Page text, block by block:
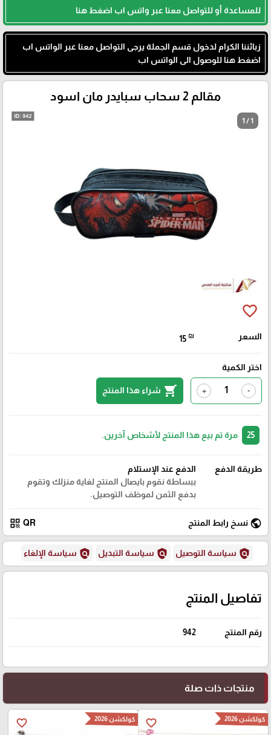
للمساعدة أو للتواصل معنا عبر واتس اب اضغط هنا
زبائننا الكرام لدخول قسم الجملة يرجى التواصل معنا عبر الواتس اب
اضغط هنا للوصول الى الواتس اب
مقالم 2 سحاب سبايدر مان اسود
1 / 1
favorite_border
السعر 15 ₪
اختر الكمية
-
+
shopping_cart شراء هذا المنتج
مرة تم بيع هذا المنتج لأشخاص آخرين.
طريقة الدفع
الدفع عند الإستلام
ببساطة نقوم بايصال المنتج لغاية منزلك وتقوم
بدفع الثمن لموظف التوصيل.
public نسخ رابط المنتج QR
qr_code
policy سياسة التوصيل policy سياسة التبديل policy سياسة الإلغاء
تفاصيل المنتج
رقم المنتج 942
منتجات ذات صلة
favorite_border كولكشن 2026 favorite_border كولكشن 2026